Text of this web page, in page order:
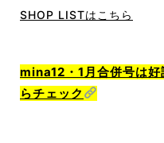
SHOP LISTはこちら
mina12・1月合併号は
らチェック